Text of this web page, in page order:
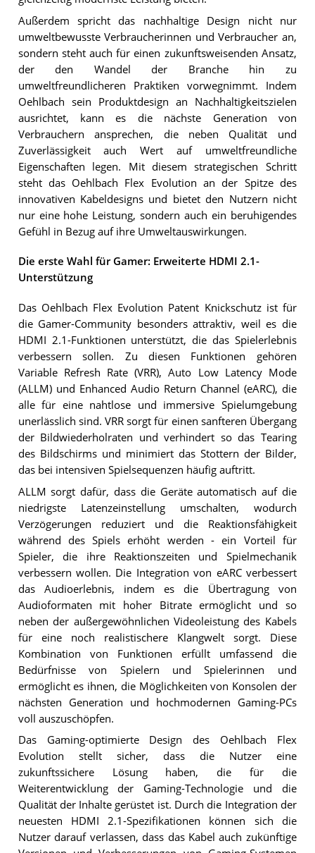
Außerdem spricht das nachhaltige Design nicht nur
umweltbewusste Verbraucherinnen und Verbraucher an,
sondern steht auch für einen zukunftsweisenden Ansatz,
der den Wandel der Branche hin zu
umweltfreundlicheren Praktiken vorwegnimmt. Indem
Oehlbach sein Produktdesign an Nachhaltigkeitszielen
ausrichtet, kann es die nächste Generation von
Verbrauchern ansprechen, die neben Qualität und
Zuverlässigkeit auch Wert auf umweltfreundliche
Eigenschaften legen. Mit diesem strategischen Schritt
steht das Oehlbach Flex Evolution an der Spitze des
innovativen Kabeldesigns und bietet den Nutzern nicht
nur eine hohe Leistung, sondern auch ein beruhigendes
Gefühl in Bezug auf ihre Umweltauswirkungen.
Die erste Wahl für Gamer: Erweiterte HDMI 2.1-
Unterstützung
Das Oehlbach Flex Evolution Patent Knickschutz ist für
die Gamer-Community besonders attraktiv, weil es die
HDMI 2.1-Funktionen unterstützt, die das Spielerlebnis
verbessern sollen. Zu diesen Funktionen gehören
Variable Refresh Rate (VRR), Auto Low Latency Mode
(ALLM) und Enhanced Audio Return Channel (eARC), die
alle für eine nahtlose und immersive Spielumgebung
unerlässlich sind. VRR sorgt für einen sanfteren Übergang
der Bildwiederholraten und verhindert so das Tearing
des Bildschirms und minimiert das Stottern der Bilder,
das bei intensiven Spielsequenzen häufig auftritt.
ALLM sorgt dafür, dass die Geräte automatisch auf die
niedrigste Latenzeinstellung umschalten, wodurch
Verzögerungen reduziert und die Reaktionsfähigkeit
während des Spiels erhöht werden - ein Vorteil für
Spieler, die ihre Reaktionszeiten und Spielmechanik
verbessern wollen. Die Integration von eARC verbessert
das Audioerlebnis, indem es die Übertragung von
Audioformaten mit hoher Bitrate ermöglicht und so
neben der außergewöhnlichen Videoleistung des Kabels
für eine noch realistischere Klangwelt sorgt. Diese
Kombination von Funktionen erfüllt umfassend die
Bedürfnisse von Spielern und Spielerinnen und
ermöglicht es ihnen, die Möglichkeiten von Konsolen der
nächsten Generation und hochmodernen Gaming-PCs
voll auszuschöpfen.
Das Gaming-optimierte Design des Oehlbach Flex
Evolution stellt sicher, dass die Nutzer eine
zukunftssichere Lösung haben, die für die
Weiterentwicklung der Gaming-Technologie und die
Qualität der Inhalte gerüstet ist. Durch die Integration der
neuesten HDMI 2.1-Spezifikationen können sich die
Nutzer darauf verlassen, dass das Kabel auch zukünftige